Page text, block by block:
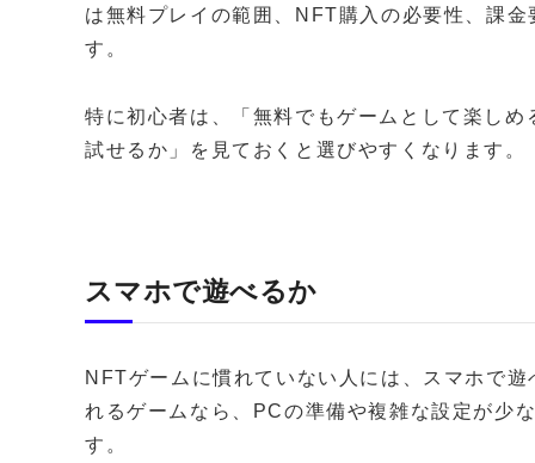
は無料プレイの範囲、NFT購入の必要性、課
す。
特に初心者は、「無料でもゲームとして楽し
試せるか」を見ておくと選びやすくなります。
スマホで遊べるか
NFTゲームに慣れていない人には、スマホで
れるゲームなら、PCの準備や複雑な設定が少
す。